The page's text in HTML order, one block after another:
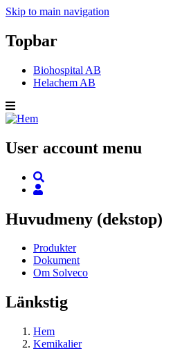
Skip to main navigation
Topbar
Biohospital AB
Helachem AB
User account menu
Huvudmeny (dekstop)
Produkter
Dokument
Om Solveco
Länkstig
Hem
Kemikalier